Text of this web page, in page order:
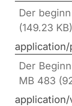
Der
(149.23 KB)
Der
MB 483